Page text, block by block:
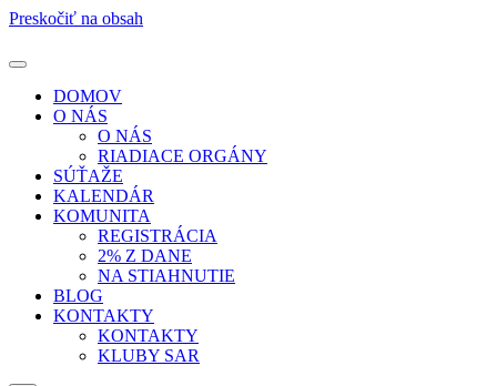
Preskočiť na obsah
DOMOV
O NÁS
O NÁS
RIADIACE ORGÁNY
SÚŤAŽE
KALENDÁR
KOMUNITA
REGISTRÁCIA
2% Z DANE
NA STIAHNUTIE
BLOG
KONTAKTY
KONTAKTY
KLUBY SAR